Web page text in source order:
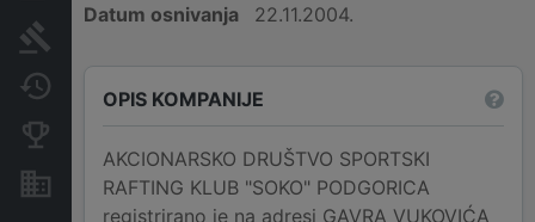
Nekretnine i imovina
Datum osnivanja
22.11.2004.
OPIS KOMPANIJE
AKCIONARSKO DRUŠTVO SPORTSKI
RAFTING KLUB "SOKO" PODGORICA
registrirano je na adresi GAVRA VUKOVIĆA